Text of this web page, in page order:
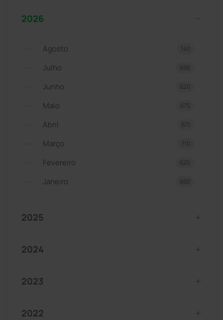
2026
Agosto 140
Julho 695
Junho 620
Maio 675
Abril 671
Março 710
Fevereiro 625
Janeiro 660
2025
2024
2023
2022